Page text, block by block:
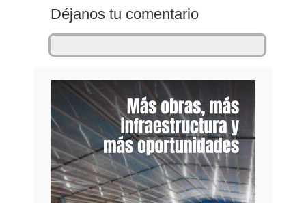
Déjanos tu comentario